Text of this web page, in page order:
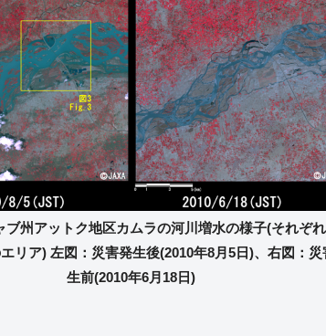
ブ州アットク地区カムラの河川増水の様子(それぞ
リア) 左図：災害発生後(2010年8月5日)、右図：災
生前(2010年6月18日)